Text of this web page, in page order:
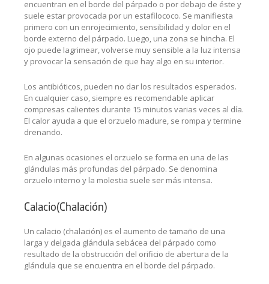
encuentran en el borde del párpado o por debajo de éste y
suele estar provocada por un estafilococo. Se manifiesta
primero con un enrojecimiento, sensibilidad y dolor en el
borde externo del párpado. Luego, una zona se hincha. El
ojo puede lagrimear, volverse muy sensible a la luz intensa
y provocar la sensación de que hay algo en su interior.
Los antibióticos, pueden no dar los resultados esperados.
En cualquier caso, siempre es recomendable aplicar
compresas calientes durante 15 minutos varias veces al día.
El calor ayuda a que el orzuelo madure, se rompa y termine
drenando.
En algunas ocasiones el orzuelo se forma en una de las
glándulas más profundas del párpado. Se denomina
orzuelo interno y la molestia suele ser más intensa.
Calacio(Chalación)
Un calacio (chalación) es el aumento de tamaño de una
larga y delgada glándula sebácea del párpado como
resultado de la obstrucción del orificio de abertura de la
glándula que se encuentra en el borde del párpado.